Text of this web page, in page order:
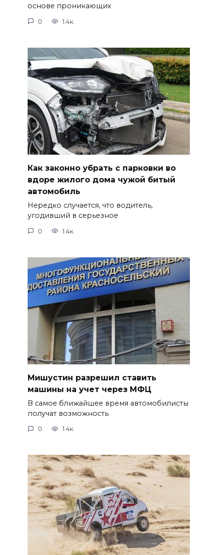
основе проникающих
0 1.4к.
Как законно убрать с парковки во
вдоре жилого дома чужой битый
автомобиль
Нередко случается, что водитель,
угодивший в серьезное
0 1.4к.
Мишустин разрешил ставить
машины на учет через МФЦ
В самое ближайшее время автомобилисты
получат возможность
0 1.4к.